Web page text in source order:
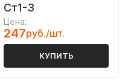
Ст1-3
Цена:
247руб./шт.
КУПИТЬ